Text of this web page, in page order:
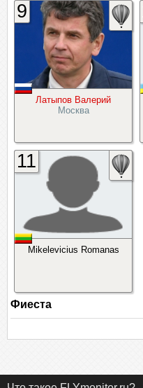
Латыпов Валерий
Москва
9
Mikelevicius Romanas
11
Фиеста